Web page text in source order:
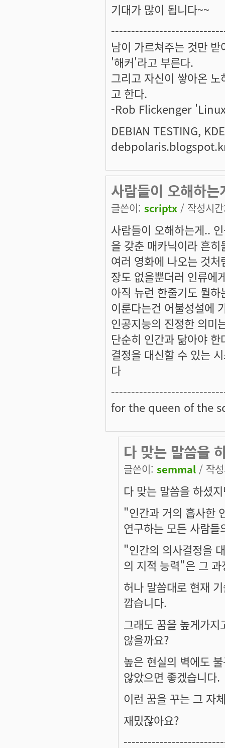
기대가 많이 됩니다~~
남이 가르쳐주는 것만
'해커'라고 부른다.
그리고 자신이 쌓아온
고 한다.
-Rob Flickenger
DEBIAN TESTING,
사람들이 오해하
글쓴이: scriptx / 작성시
사람들이 오해하는게..
을 갖춘 매카닉이라 흔히
여러 영화에 나오는 것
장도 없을뿐더러 인류에
아직 뉴런 한줄기도 뭘
이룬다는건 어불성설에
인공지능의 진정한 의미
단순히 인간과 닮아야
결정을 대신할 수 있는
다
for the queen of the
다 맞는 말씀을
글쓴이: semmal / 작
다 맞는 말씀을 하셨
"인간과 거의 흡사한
연구하는 모든 사람
"인간의 의사결정을
의 지적 능력"은 그
허나 말씀대로 현재
깝습니다.
그래도 꿈을 높게가
않을까요?
높은 현실의 벽에도
않았으면 좋겠습니다.
이런 꿈을 꾸는 그 자
재밌잖아요?